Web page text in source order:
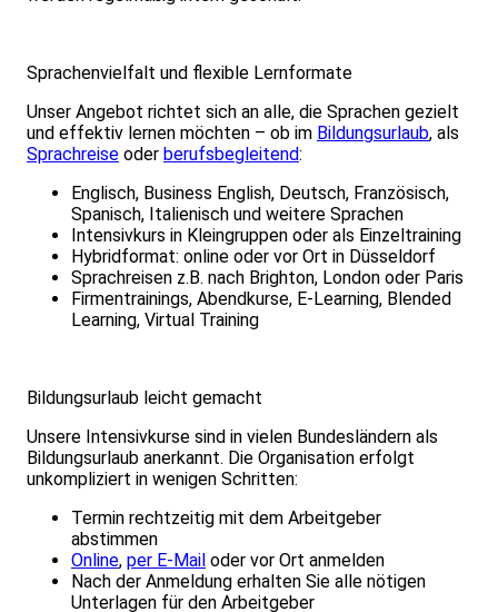
Sprachenvielfalt und flexible Lernformate
Unser Angebot richtet sich an alle, die Sprachen gezielt
und effektiv lernen möchten – ob im Bildungsurlaub, als
Sprachreise oder berufsbegleitend:
Englisch, Business English, Deutsch, Französisch,
Spanisch, Italienisch und weitere Sprachen
Intensivkurs in Kleingruppen oder als Einzeltraining
Hybridformat: online oder vor Ort in Düsseldorf
Sprachreisen z.B. nach Brighton, London oder Paris
Firmentrainings, Abendkurse, E-Learning, Blended
Learning, Virtual Training
Bildungsurlaub leicht gemacht
Unsere Intensivkurse sind in vielen Bundesländern als
Bildungsurlaub anerkannt. Die Organisation erfolgt
unkompliziert in wenigen Schritten:
Termin rechtzeitig mit dem Arbeitgeber
abstimmen
Online, per E-Mail oder vor Ort anmelden
Nach der Anmeldung erhalten Sie alle nötigen
Unterlagen für den Arbeitgeber